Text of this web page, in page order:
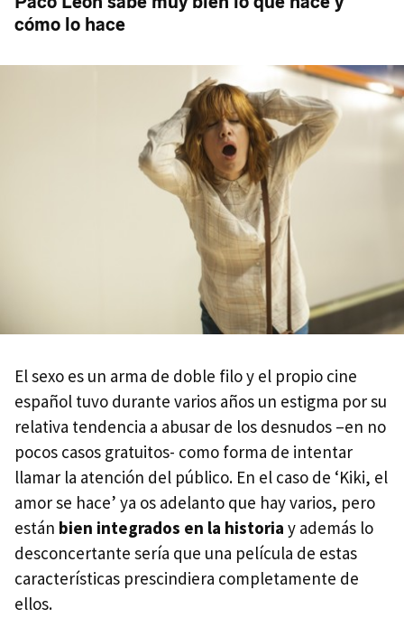
cómo lo hace
El sexo es un arma de doble filo y el propio cine
español tuvo durante varios años un estigma por su
relativa tendencia a abusar de los desnudos –en no
pocos casos gratuitos- como forma de intentar
llamar la atención del público. En el caso de ‘Kiki, el
amor se hace’ ya os adelanto que hay varios, pero
están bien integrados en la historia y además lo
desconcertante sería que una película de estas
características prescindiera completamente de
ellos.